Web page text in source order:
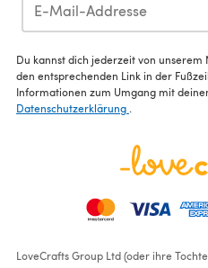
Du kannst dich jederzeit von
den entsprechenden Link in der
Informationen zum Umgang mit
Datenschutzerklärung
LoveCrafts Group Ltd (oder ihre